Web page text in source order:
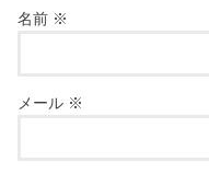
名前 ※
メール ※